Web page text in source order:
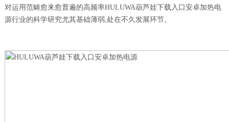
对运用范畴愈来愈普遍的高频率HULUWA葫芦娃下载入口安卓加热电
源行业的科学研究尤其基础薄弱,处在不久发展环节。